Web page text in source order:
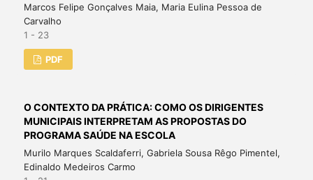
Marcos Felipe Gonçalves Maia, Maria Eulina Pessoa de
Carvalho
1 - 23
PDF
O CONTEXTO DA PRÁTICA: COMO OS DIRIGENTES
MUNICIPAIS INTERPRETAM AS PROPOSTAS DO
PROGRAMA SAÚDE NA ESCOLA
Murilo Marques Scaldaferri, Gabriela Sousa Rêgo Pimentel,
Edinaldo Medeiros Carmo